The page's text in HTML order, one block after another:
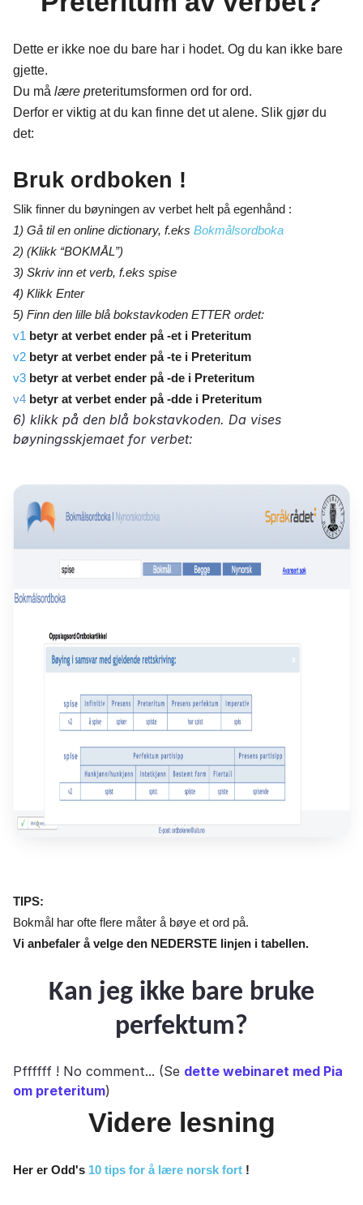
Dette er ikke noe du bare har i hodet. Og du kan ikke bare
gjette.
Du må lære preteritumsformen ord for ord.
Derfor er viktig at du kan finne det ut alene. Slik gjør du
det:
Bruk ordboken !
Slik finner du bøyningen av verbet helt på egenhånd :
1) Gå til en online dictionary, f.eks Bokmålsordboka
2) (Klikk “BOKMÅL”)
3) Skriv inn et verb, f.eks spise
4) Klikk Enter
5) Finn den lille blå bokstavkoden ETTER ordet:
v1 betyr at verbet ender på -et i Preteritum
v2 betyr at verbet ender på -te i Preteritum
v3 betyr at verbet ender på -de i Preteritum
v4 betyr at verbet ender på -dde i Preteritum
6) klikk på den blå bokstavkoden. Da vises
bøyningsskjemaet for verbet:
TIPS:
Bokmål har ofte flere måter å bøye et ord på.
Vi anbefaler å velge den NEDERSTE linjen i tabellen.
Kan jeg ikke bare bruke
perfektum?
Pffffff ! No comment... (Se dette webinaret med Pia
om preteritum)
Videre lesning
Her er Odd's 10 tips for å lære norsk fort !